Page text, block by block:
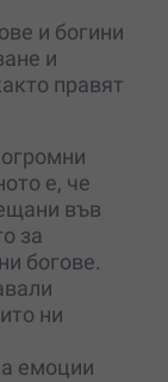
и богини
и
правят
е, че
във
за
богове.
ни
емоции